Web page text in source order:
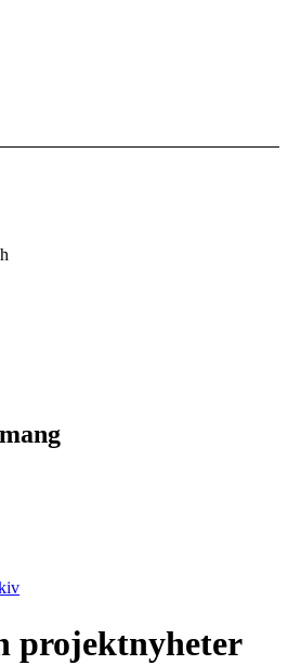
projektnyheter